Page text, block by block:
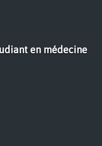
en médecine